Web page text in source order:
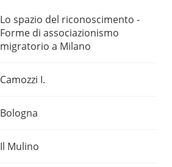
Lo spazio del riconoscimento -
Forme di associazionismo
migratorio a Milano
Camozzi I.
Bologna
Il Mulino